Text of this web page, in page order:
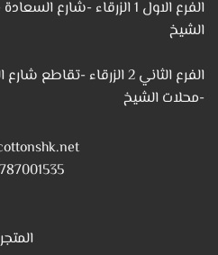
الفرع الاول 1 الزرقاء -
الشيخ
الفرع الثاني 2 الزرقاء -
-محلات الشيخ
المتجر